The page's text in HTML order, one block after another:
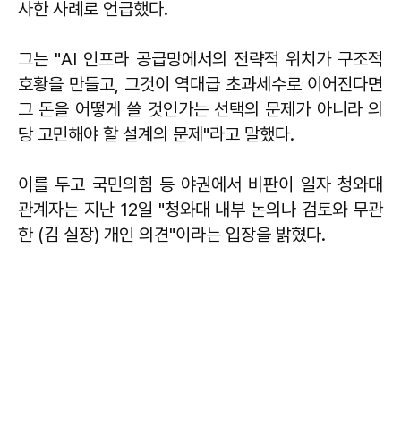
사한 사례로 언급했다.
그는 "AI 인프라 공급망에서의 전략적 위치가 구조적
호황을 만들고, 그것이 역대급 초과세수로 이어진다면
그 돈을 어떻게 쓸 것인가는 선택의 문제가 아니라 의
당 고민해야 할 설계의 문제"라고 말했다.
이를 두고 국민의힘 등 야권에서 비판이 일자 청와대
관계자는 지난 12일 "청와대 내부 논의나 검토와 무관
한 (김 실장) 개인 의견"이라는 입장을 밝혔다.